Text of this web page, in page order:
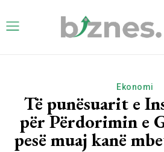
Ekonomi
Të punësuarit e
për Përdorimin e
pesë muaj kanë